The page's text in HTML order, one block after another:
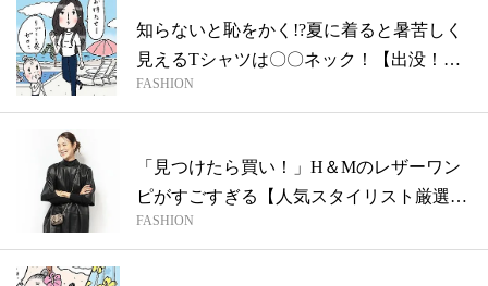
知らないと恥をかく!?夏に着ると暑苦しく
見えるTシャツは〇〇ネック！【出没！旅
先...
FASHION
「見つけたら買い！」H＆Mのレザーワン
ピがすごすぎる【人気スタイリスト厳選コ
スパ...
FASHION